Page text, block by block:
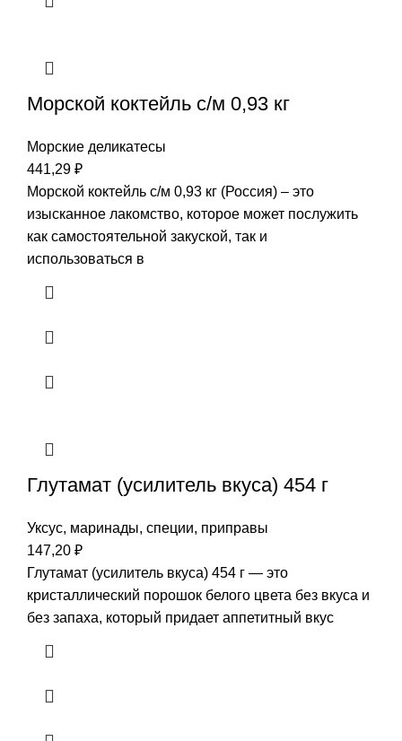
Морской коктейль с/м 0,93 кг
Морские деликатесы
441,29 ₽
Морской коктейль с/м 0,93 кг (Россия) – это
изысканное лакомство, которое может послужить
как самостоятельной закуской, так и
использоваться в
Глутамат (усилитель вкуса) 454 г
Уксус, маринады, специи, приправы
147,20 ₽
Глутамат (усилитель вкуса) 454 г — это
кристаллический порошок белого цвета без вкуса и
без запаха, который придает аппетитный вкус